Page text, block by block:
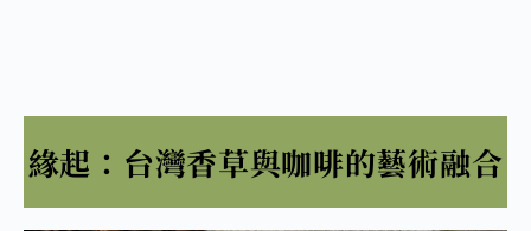
緣起：台灣香草與咖啡的藝術融合